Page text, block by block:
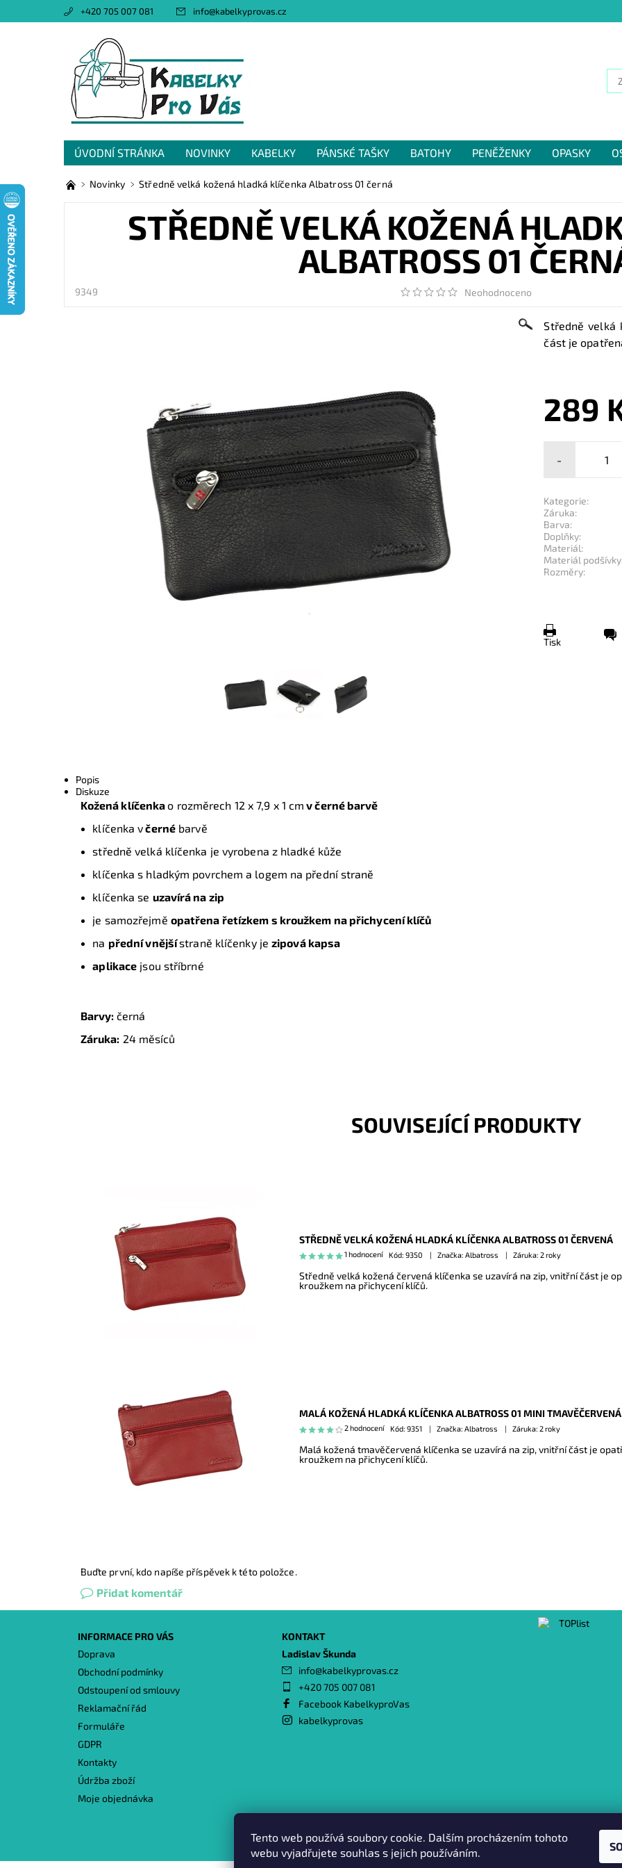
+420 705 007 081 info@kabelkyprovas.cz
ÚVODNÍ STRÁNKA NOVINKY KABELKY PÁNSKÉ TAŠKY BATOHY PENĚŽENKY OPASKY
OBCHODNÍ PODMÍNKY
GDPR NAPIŠTE NÁM
Novinky Středně velká kožená hladká klíčenka Albatross 01 černá
STŘEDNĚ VELKÁ KOŽENÁ
ALBATROSS 01
9349 Neohodnoceno
Středně velká
část je
289
-
Kategorie:
Záruka:
Barva:
Doplňky:
Materiál:
Materiál podšívky:
Rozměry:
Tisk
Popis
Diskuze
Kožená klíčenkao rozměrech 12 x 7,9 x 1 cm v černé barvě
klíčenka včerné barvě
středně velká klíčenka je vyrobena z hladké kůže
klíčenka s hladkým povrchem a logem na přední straně
klíčenka se uzavírá na zip
je samozřejmě opatřena řetízkem s kroužkem na přichycení klíčů
na přední vnějšístraně klíčenky jezipová kapsa
aplikace jsou stříbrné
Barvy: černá
Záruka: 24 měsíců
SOUVISEJÍCÍ PRODUKTY
STŘEDNĚ VELKÁ KOŽENÁ HLADKÁ KLÍČENKA ALBATROSS 01 ČERVENÁ
1 hodnocení Kód: 9350 Značka: Albatross Záruka: 2 roky
Středně velká kožená červená klíčenka se uzavírá na zip, vnitřní část je
kroužkem na přichycení klíčů.
MALÁ KOŽENÁ HLADKÁ KLÍČENKA ALBATROSS 01 MINI TMAVĚČERVENÁ
2 hodnocení Kód: 9351 Značka: Albatross Záruka: 2 roky
Malá kožená tmavěčervená klíčenka se uzavírá na zip, vnitřní část je
kroužkem na přichycení klíčů.
Buďte první, kdo napíše příspěvek k této položce.
Přidat komentář
INFORMACE PRO VÁS
Doprava
Obchodní podmínky
Odstoupení od smlouvy
Reklamační řád
Formuláře
GDPR
Kontakty
Údržba zboží
Moje objednávka
KONTAKT
Ladislav Škunda
info@kabelkyprovas.cz
+420 705 007 081
Facebook KabelkyproVas
kabelkyprovas
Heureka.cz | Zboží.cz | Oázakabelek
Tento web používá soubory cookie. Dalším procházením tohoto
webu vyjadřujete souhlas s jejich používáním.